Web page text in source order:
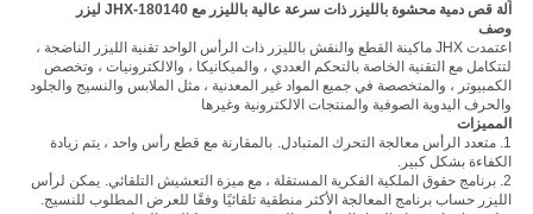
آلة قص دمية محشوة بالليزر ذات سرعة عالية بالليزر مع JHX-180140 ليزر
وصف
اعتمدت JHX ماكينة القطع والنقش بالليزر ذات الرأس الواحد تقنية الليزر الناضجة ،
لتتكامل مع التقنية الخاصة بالتحكم العددي ، والميكانيكا ، والالكترونيات ، وتخصص
الكمبيوتر ، والمتخصصة في جميع المواد غير المعدنية ، مثل الملابس والنسيج والجلود
والحرف اليدوية الصوفية والمنتجات الالكترونية وغيرها
المميزات
1. متعدد الرأس معالجة التحرك المتبادل.
بالمقارنة مع قطع رأس واحد ، يتم زيادة
الكفاءة بشكل كبير.
2. برنامج حقوق الملكية الفكرية المستقلة ، مع ميزة التعشيش التلقائي.
يمكن لرأس
الليزر حساب برنامج المعالجة الأكثر منطقية تلقائيًا وفقًا للعرض المطلوب للنسيج.